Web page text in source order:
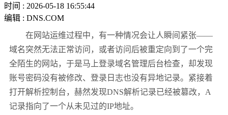
时间 : 2026-05-18 16:55:44
编辑 : DNS.COM
在网站运维过程中，有一种情况会让人瞬间紧张——
域名突然无法正常访问，或者访问后被重定向到了一个完
全陌生的网站，于是马上登录域名管理后台检查，却发现
账号密码没有被修改、登录日志也没有异地记录。紧接着
打开解析控制台，赫然发现DNS解析记录已经被篡改，A
记录指向了一个从未见过的IP地址。